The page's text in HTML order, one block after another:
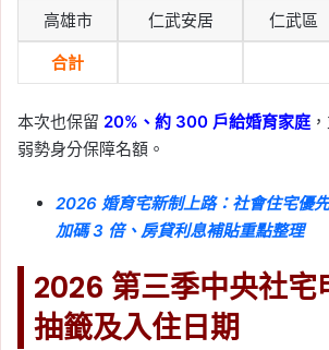
高雄市 仁武安居 仁武區
合計
本次也保留 20%、約 300 戶給婚育家庭
弱勢身分保障名額。
2026 婚育宅新制上路：社會住宅優
加碼 3 倍、房貸利息補貼重點整理
2026 第三季中央社宅
抽籤及入住日期